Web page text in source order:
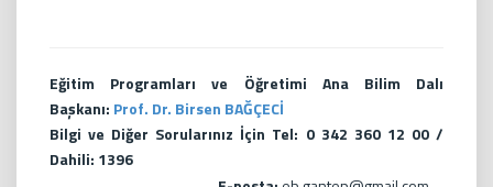
Eğitim Programları ve Öğretimi Ana Bilim Dalı
Başkanı: Prof. Dr. Birsen BAĞÇECİ
Bilgi ve Diğer Sorularınız İçin Tel: 0 342 360 12 00 /
Dahili: 1396